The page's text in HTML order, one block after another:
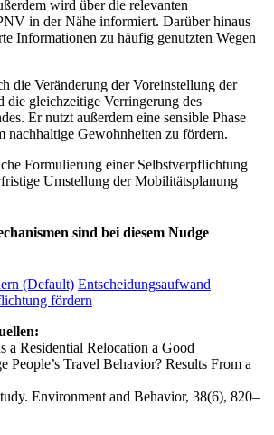
wird über die relevanten
in der Nähe informiert. Darüber hinaus
Informationen zu häufig genutzten Wegen
die Veränderung der Voreinstellung der
die gleichzeitige Verringerung des
Er nutzt außerdem eine sensible Phase
nachhaltige Gewohnheiten zu fördern.
Formulierung einer Selbstverpflichtung
Umstellung der Mobilitätsplanung
sind bei diesem Nudge
(Default) Entscheidungsaufwand
fördern
a Residential Relocation a Good
People’s Travel Behavior? Results From a
Environment and Behavior, 38(6), 820–